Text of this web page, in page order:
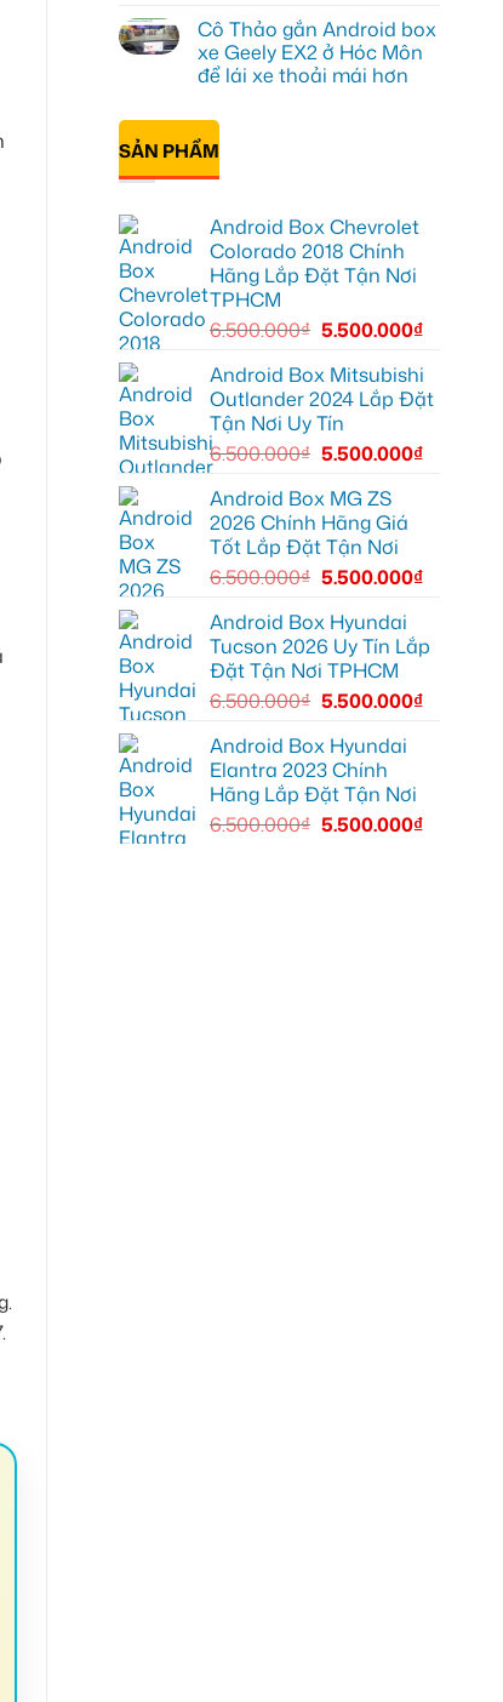
Youtube
xe
Geely
EX2
tại
Vấp
để
xem
YouTube
đường
bình
luận
ở
Anh
Android
box
xe
Quận
để
nâng
cao
trải
nghiệm
lái
Cô Thảo gắn Android box
xe Geely EX2 ở Hóc Môn
để lái xe thoải mái hơn
có
luận
ở
Cô
Android
box
Geely
EX2
ở
Hóc
Môn
thoải
mái
hơn
SẢN PHẨM
Android Box Chevrolet
Colorado 2018 Chính
Hãng Lắp Đặt Tận Nơi
TPHCM
6.500.000₫ 5.500.000₫
Android Box Mitsubishi
Outlander 2024 Lắp Đặt
Tận Nơi Uy Tín
6.500.000₫ 5.500.000₫
Android Box MG ZS
2026 Chính Hãng Giá
Tốt Lắp Đặt Tận Nơi
6.500.000₫ 5.500.000₫
Android Box Hyundai
Tucson 2026 Uy Tín Lắp
Đặt Tận Nơi TPHCM
6.500.000₫ 5.500.000₫
Android Box Hyundai
Elantra 2023 Chính
Hãng Lắp Đặt Tận Nơi
6.500.000₫ 5.500.000₫